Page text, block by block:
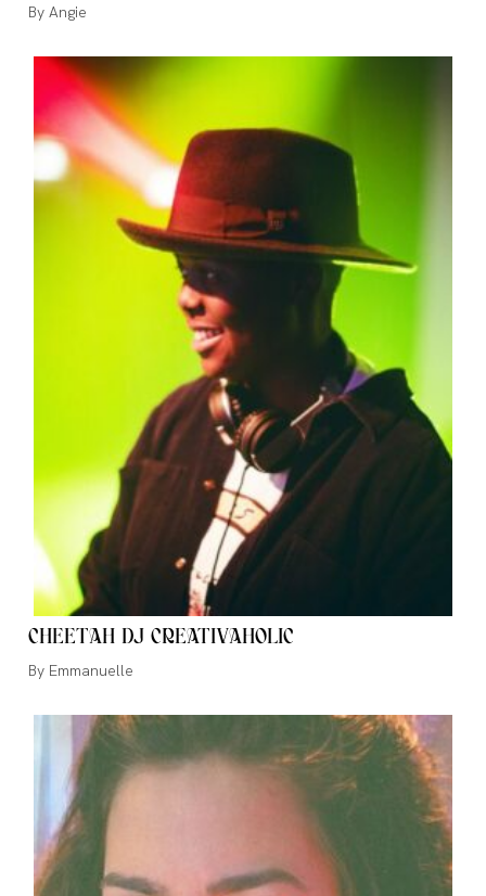
Auteur/autrice
la
publication :
Angie
CHEETAH DJ CREATIVAHOLIC
Auteur/autrice
la
publication :
Emmanuelle